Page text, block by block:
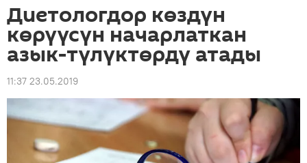
Диетологдор көздүн
көрүүсүн начарлаткан
азык-түлүктөрдү атады
11:37 23.05.2019